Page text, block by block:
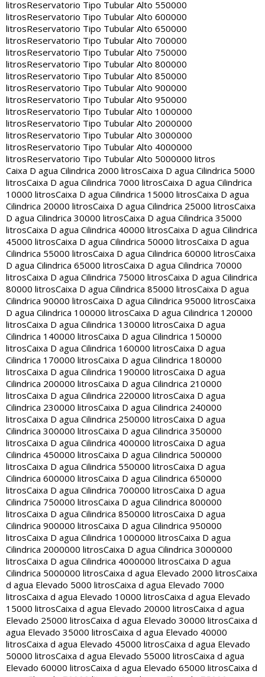
litrosReservatorio Tipo Tubular Alto 550000
litrosReservatorio Tipo Tubular Alto 600000
litrosReservatorio Tipo Tubular Alto 650000
litrosReservatorio Tipo Tubular Alto 700000
litrosReservatorio Tipo Tubular Alto 750000
litrosReservatorio Tipo Tubular Alto 800000
litrosReservatorio Tipo Tubular Alto 850000
litrosReservatorio Tipo Tubular Alto 900000
litrosReservatorio Tipo Tubular Alto 950000
litrosReservatorio Tipo Tubular Alto 1000000
litrosReservatorio Tipo Tubular Alto 2000000
litrosReservatorio Tipo Tubular Alto 3000000
litrosReservatorio Tipo Tubular Alto 4000000
litrosReservatorio Tipo Tubular Alto 5000000 litros
Caixa D agua Cilindrica 2000 litrosCaixa D agua Cilindrica 5000
litrosCaixa D agua Cilindrica 7000 litrosCaixa D agua Cilindrica
10000 litrosCaixa D agua Cilindrica 15000 litrosCaixa D agua
Cilindrica 20000 litrosCaixa D agua Cilindrica 25000 litrosCaixa
D agua Cilindrica 30000 litrosCaixa D agua Cilindrica 35000
litrosCaixa D agua Cilindrica 40000 litrosCaixa D agua Cilindrica
45000 litrosCaixa D agua Cilindrica 50000 litrosCaixa D agua
Cilindrica 55000 litrosCaixa D agua Cilindrica 60000 litrosCaixa
D agua Cilindrica 65000 litrosCaixa D agua Cilindrica 70000
litrosCaixa D agua Cilindrica 75000 litrosCaixa D agua Cilindrica
80000 litrosCaixa D agua Cilindrica 85000 litrosCaixa D agua
Cilindrica 90000 litrosCaixa D agua Cilindrica 95000 litrosCaixa
D agua Cilindrica 100000 litrosCaixa D agua Cilindrica 120000
litrosCaixa D agua Cilindrica 130000 litrosCaixa D agua
Cilindrica 140000 litrosCaixa D agua Cilindrica 150000
litrosCaixa D agua Cilindrica 160000 litrosCaixa D agua
Cilindrica 170000 litrosCaixa D agua Cilindrica 180000
litrosCaixa D agua Cilindrica 190000 litrosCaixa D agua
Cilindrica 200000 litrosCaixa D agua Cilindrica 210000
litrosCaixa D agua Cilindrica 220000 litrosCaixa D agua
Cilindrica 230000 litrosCaixa D agua Cilindrica 240000
litrosCaixa D agua Cilindrica 250000 litrosCaixa D agua
Cilindrica 300000 litrosCaixa D agua Cilindrica 350000
litrosCaixa D agua Cilindrica 400000 litrosCaixa D agua
Cilindrica 450000 litrosCaixa D agua Cilindrica 500000
litrosCaixa D agua Cilindrica 550000 litrosCaixa D agua
Cilindrica 600000 litrosCaixa D agua Cilindrica 650000
litrosCaixa D agua Cilindrica 700000 litrosCaixa D agua
Cilindrica 750000 litrosCaixa D agua Cilindrica 800000
litrosCaixa D agua Cilindrica 850000 litrosCaixa D agua
Cilindrica 900000 litrosCaixa D agua Cilindrica 950000
litrosCaixa D agua Cilindrica 1000000 litrosCaixa D agua
Cilindrica 2000000 litrosCaixa D agua Cilindrica 3000000
litrosCaixa D agua Cilindrica 4000000 litrosCaixa D agua
Cilindrica 5000000 litrosCaixa d agua Elevado 2000 litrosCaixa
d agua Elevado 5000 litrosCaixa d agua Elevado 7000
litrosCaixa d agua Elevado 10000 litrosCaixa d agua Elevado
15000 litrosCaixa d agua Elevado 20000 litrosCaixa d agua
Elevado 25000 litrosCaixa d agua Elevado 30000 litrosCaixa d
agua Elevado 35000 litrosCaixa d agua Elevado 40000
litrosCaixa d agua Elevado 45000 litrosCaixa d agua Elevado
50000 litrosCaixa d agua Elevado 55000 litrosCaixa d agua
Elevado 60000 litrosCaixa d agua Elevado 65000 litrosCaixa d